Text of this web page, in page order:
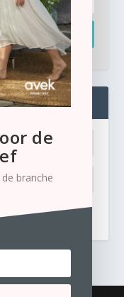
de
branche